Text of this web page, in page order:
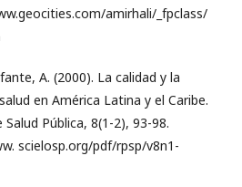
amirhali/_fpclass/
A. (2000). La calidad y la
en América Latina y el Caribe.
Pública, 8(1-2), 93-98.
scielosp.org/pdf/rpsp/v8n1-